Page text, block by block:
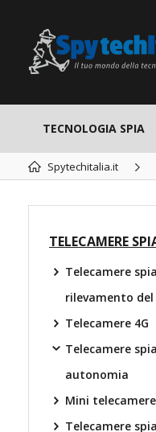
TECNOLOGIA SPIA
Spytechitalia.it
TELECAMERE
Telecamere
rilevamento
Telecamere 4G
Telecamere
autonomia
Mini
Telecamere